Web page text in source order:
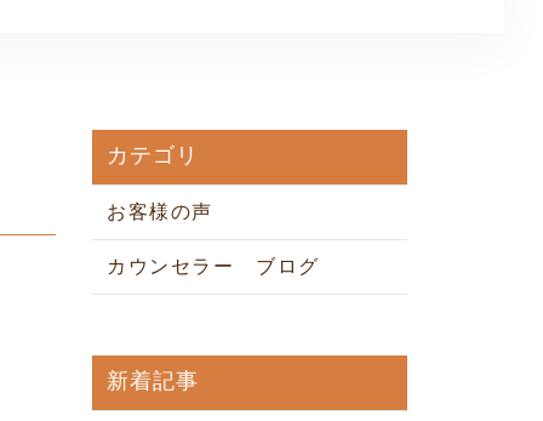
カテゴリ
お客様の声
カウンセラー ブログ
新着記事